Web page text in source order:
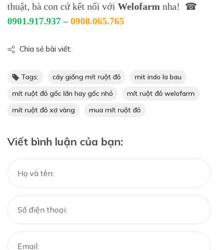
thuật, bà con cứ kết nối với Welofarm nha! ☎
0901.917.937–0908.065.765
Chia sẻ bài viết:
Tags: cây giống mít ruột đỏ
mit indo la bau
mít ruột đỏ gốc lớn hay gốc nhỏ
mít ruột đỏ welofarm
mít ruột đỏ xơ vàng
mua mít ruột đỏ
Viết bình luận của bạn: